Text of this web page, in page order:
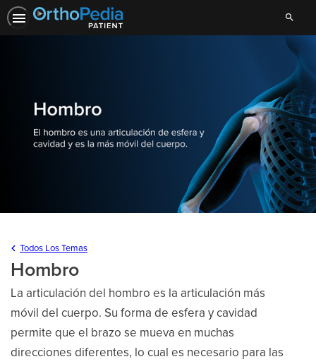
Search
Hombro
Todos Los Temas
La articulación del hombro es la articulación más
móvil del cuerpo. Su forma de esfera y cavidad
permite que el brazo se mueva en muchas
direcciones diferentes, lo cual es necesario para las